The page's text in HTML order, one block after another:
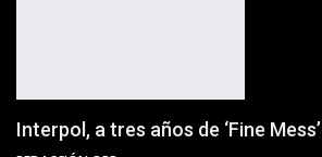
Interpol, a tres años de ‘Fine Mess’